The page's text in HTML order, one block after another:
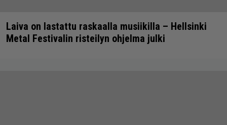
Laiva on lastattu raskaalla musiikilla – Hellsinki
Metal Festivalin risteilyn ohjelma julki